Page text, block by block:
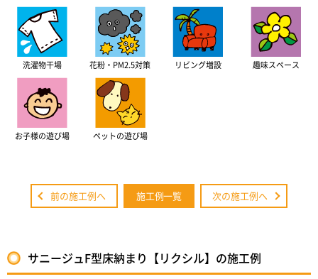
洗濯物干場 花粉・PM2.5対策 リビング増設 趣味スペース
お子様の遊び場 ペットの遊び場
前の施工例へ 施工例一覧 次の施工例へ
サニージュF型床納まり【リクシル】の施工例